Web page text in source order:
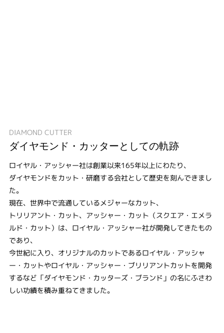
DIAMOND CUTTER
ダイヤモンド・カッターとしての軌跡
ロイヤル・アッシャー社は創業以来165年以上にわたり、
ダイヤモンドをカット・研磨する会社として歴史を刻んできまし
た。
現在、世界中で流通しているメジャーなカット、
トリリアント・カット、アッシャー・カット（スクエア・エメラ
ルド・カット）は、ロイヤル・アッシャー社が開発してきたもの
であり、
今世紀に入り、オリジナルのカットであるロイヤル・アッシャ
ー・カットやロイヤル・アッシャー・ブリリアントカットを開発
するなど「ダイヤモンド・カッターズ・ブランド」の名にふさわ
しい功績を積み重ねてきました。